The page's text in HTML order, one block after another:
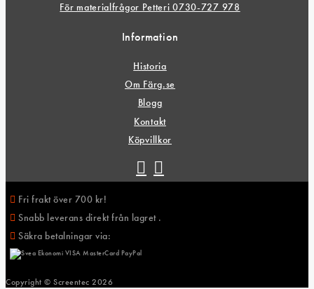
För materialfrågor Petteri 0730-727 978
Information
Historia
Om Färg.se
Blogg
Kontakt
Köpvillkor
Fri frakt över 700 kr!
Snabb leverans direkt från lagret .
Säkra betalningar via:
Copyright © Screentec 2026